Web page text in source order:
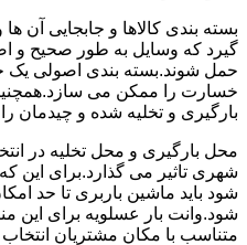
بسته بندی کالاها و جابجایی
گیرد که وسایل به طور صحیح و
حمل شوند.بسته بندی اصولی یک
خسارت را ممکن می
بارگیری و تخلیه شده و چیدمان
محل بارگیری و محل تخلیه در
شهری تاثیر می گذارد.برای این
شود باید ماشین باربری تا حد
شود.وانت بار عسلویه برای این
متناسب با مکان مشتریان